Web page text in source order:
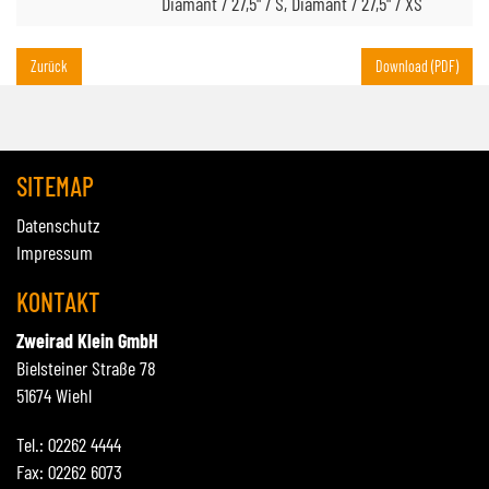
Zurück Download (PDF)
SITEMAP
Datenschutz
Impressum
KONTAKT
Zweirad Klein GmbH
Bielsteiner Straße 78
51674 Wiehl
Tel.: 02262 4444
Fax: 02262 6073